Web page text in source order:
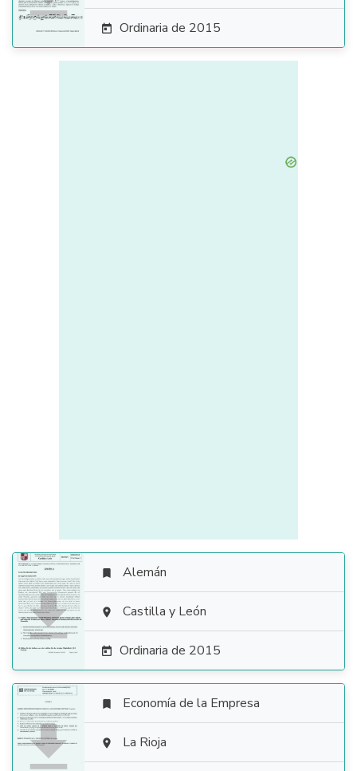
 Ordinaria de 2015

 Alemán
 Castilla y León
 Ordinaria de 2015

 Economía de la Empresa
 La Rioja